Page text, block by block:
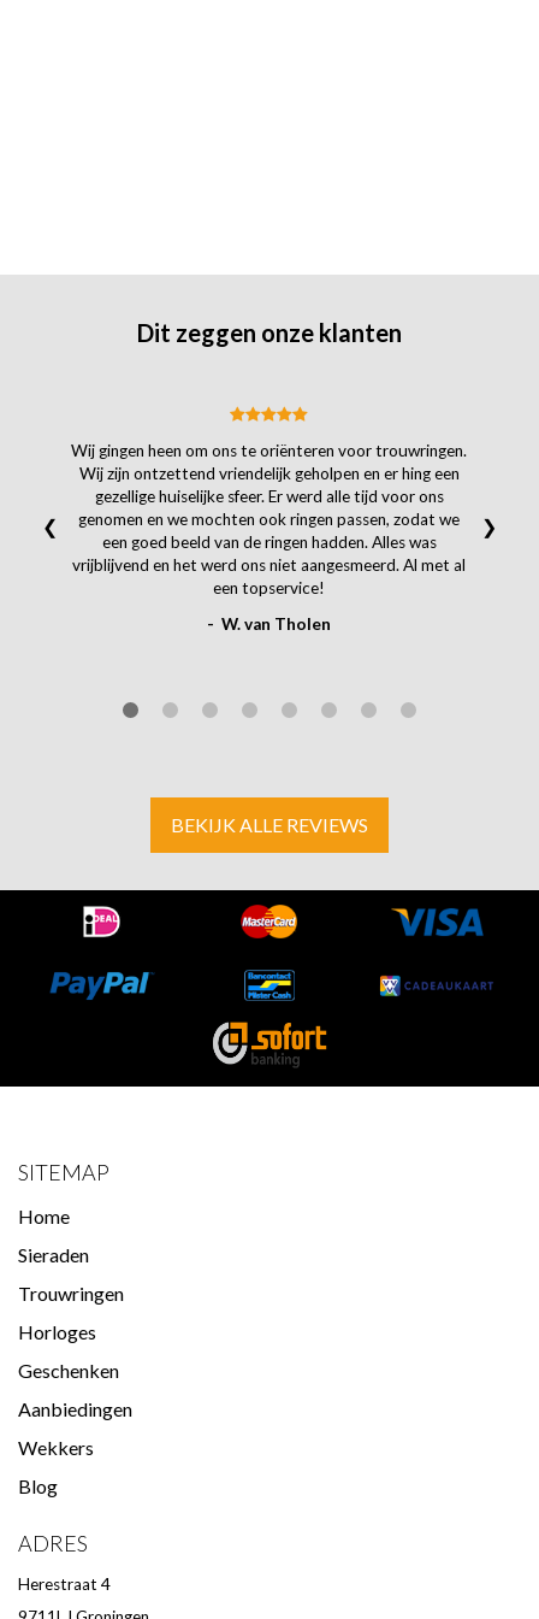
Dit zeggen onze klanten
Wij gingen heen om ons te oriënteren voor trouwringen.
Wij zijn ontzettend vriendelijk geholpen en er hing een
gezellige huiselijke sfeer. Er werd alle tijd voor ons
genomen en we mochten ook ringen passen, zodat we
een goed beeld van de ringen hadden. Alles was
vrijblijvend en het werd ons niet aangesmeerd. Al met al
een topservice!
- W. van Tholen
❮ ❯
BEKIJK ALLE REVIEWS
SITEMAP
Home
Sieraden
Trouwringen
Horloges
Geschenken
Aanbiedingen
Wekkers
Blog
ADRES
Herestraat 4